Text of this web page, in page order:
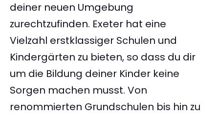
deiner neuen Umgebung
zurechtzufinden. Exeter hat eine
Vielzahl erstklassiger Schulen und
Kindergärten zu bieten, so dass du dir
um die Bildung deiner Kinder keine
Sorgen machen musst. Von
renommierten Grundschulen bis hin zu